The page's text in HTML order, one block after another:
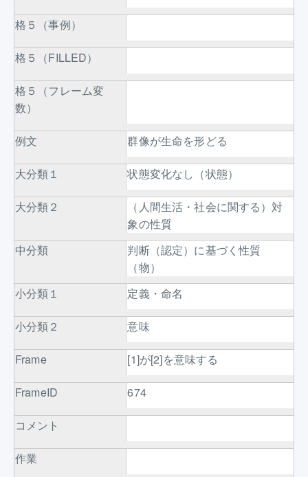
格５（事例）
格５（FILLED）
格５（フレーム変
数）
例文 群像が生命を形どる
大分類１ 状態変化なし（状態）
大分類２
（人間生活・社会に関する）対
象の性質
中分類
判断（認定）に基づく性質
（物）
小分類１
定義・命名
小分類２ 意味
Frame [1]が[2]を意味する
FrameID 674
コメント
作業